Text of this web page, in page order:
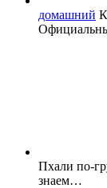
домашний
Пхали по-
знаем…